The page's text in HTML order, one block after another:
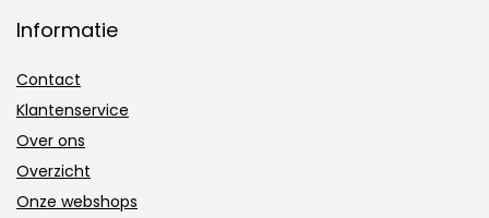
Informatie
Contact
Klantenservice
Over ons
Overzicht
Onze webshops